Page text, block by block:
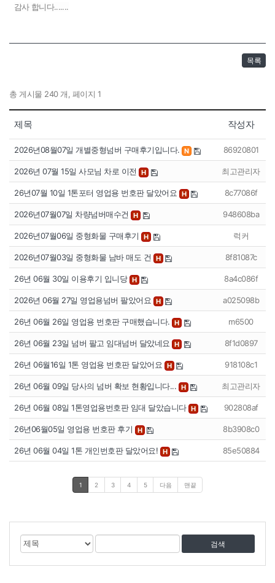
감사 합니다.......
목록
총 게시물 240 개, 페이지 1
제목 작성자
2026년08월07일 개별중형넘버 구매후기입니다. N 86920801
2026년 07월 15일 사모님 차로 이전 H 최고관리자
26년07월 10일 1톤포터 영업용 번호판 달았어요 H 8c77086f
2026년07월07일 차량넘버매수건 H 948608ba
2026년07월06일 중형화물 구매후기 H 럭커
2026년07월03일 중형화물 남바 매도 건 H 8f81087c
26년 06월 30일 이용후기 입니당 H 8a4c086f
2026년 06월 27일 영업용넘버 팔았어요 H a025098b
26년 06월 26일 영업용 번호판 구매했습니다. H m6500
26년 06월 23일 넘버 팔고 임대넘버 달았네요 H 8f1d0897
26년 06월16일 1톤 영업용 번호판 달았어요 H 918108c1
26년 06월 09일 당사의 넘버 확보 현황입니다... H 최고관리자
26년 06월 08일 1톤영업용번호판 임대 달았습니다 H 902808af
26년06월05일 영업용 번호판 후기 H 8b3908c0
26년 06월 04일 1톤 개인번호판 달았어요! H 85e50884
1 2 3 4 5 다음 맨끝
게
물
검
색
대
검
어